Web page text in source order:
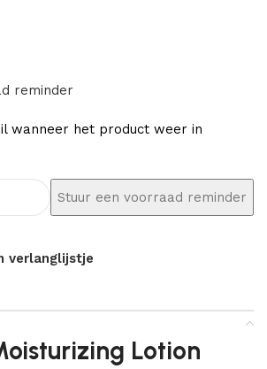
reminder
wanneer het product weer in
verlanglijstje
Lotion